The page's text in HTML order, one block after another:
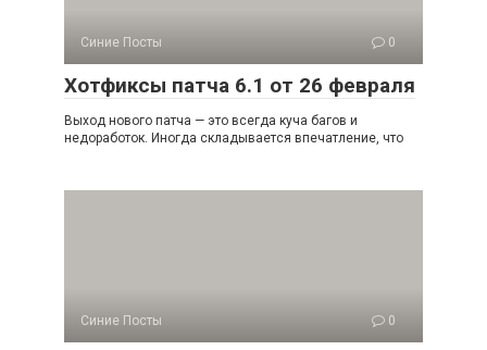
Синие Посты 0
Хотфиксы патча 6.1 от 26 февраля
Выход нового патча — это всегда куча багов и
недоработок. Иногда складывается впечатление, что
Синие Посты 0